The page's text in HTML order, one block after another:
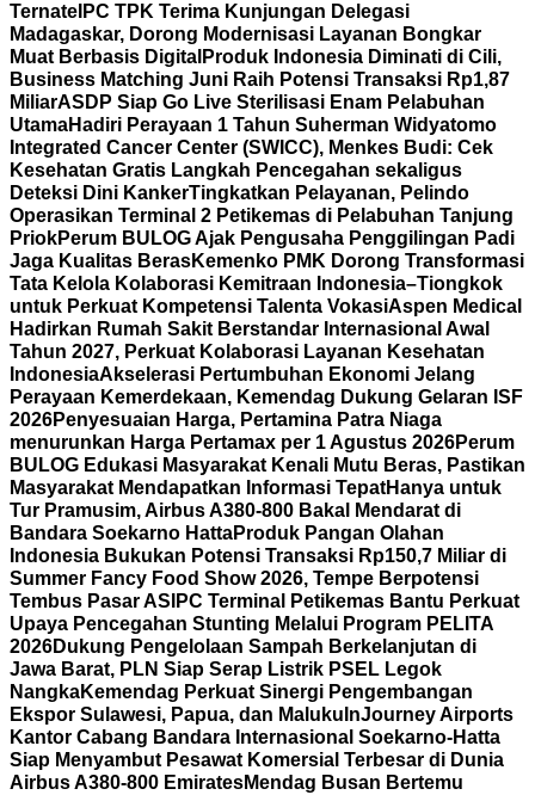
Ternate IPC TPK Terima Kunjungan Delegasi
Madagaskar, Dorong Modernisasi Layanan Bongkar
Muat Berbasis Digital Produk Indonesia Diminati di Cili,
Business Matching Juni Raih Potensi Transaksi Rp1,87
MiliarASDP Siap Go Live Sterilisasi Enam Pelabuhan
UtamaHadiri Perayaan 1 Tahun Suherman Widyatomo
Integrated Cancer Center (SWICC), Menkes Budi: Cek
Kesehatan Gratis Langkah Pencegahan sekaligus
Deteksi Dini KankerTingkatkan Pelayanan, Pelindo
Operasikan Terminal 2 Petikemas di Pelabuhan Tanjung
PriokPerum BULOG Ajak Pengusaha Penggilingan Padi
Jaga Kualitas BerasKemenko PMK Dorong Transformasi
Tata Kelola Kolaborasi Kemitraan Indonesia–Tiongkok
untuk Perkuat Kompetensi Talenta VokasiAspen Medical
Hadirkan Rumah Sakit Berstandar Internasional Awal
Tahun 2027, Perkuat Kolaborasi Layanan Kesehatan
IndonesiaAkselerasi Pertumbuhan Ekonomi Jelang
Perayaan Kemerdekaan, Kemendag Dukung Gelaran ISF
2026Penyesuaian Harga, Pertamina Patra Niaga
menurunkan Harga Pertamax per 1 Agustus 2026Perum
BULOG Edukasi Masyarakat Kenali Mutu Beras, Pastikan
Masyarakat Mendapatkan Informasi TepatHanya untuk
Tur Pramusim, Airbus A380-800 Bakal Mendarat di
Bandara Soekarno HattaProduk Pangan Olahan
Indonesia Bukukan Potensi Transaksi Rp150,7 Miliar di
Summer Fancy Food Show 2026, Tempe Berpotensi
Tembus Pasar AS IPC Terminal Petikemas Bantu Perkuat
Upaya Pencegahan Stunting Melalui Program PELITA
2026Dukung Pengelolaan Sampah Berkelanjutan di
Jawa Barat, PLN Siap Serap Listrik PSEL Legok
NangkaKemendag Perkuat Sinergi Pengembangan
Ekspor Sulawesi, Papua, dan Maluku InJourney Airports
Kantor Cabang Bandara Internasional Soekarno-Hatta
Siap Menyambut Pesawat Komersial Terbesar di Dunia
Airbus A380-800 EmiratesMendag Busan Bertemu